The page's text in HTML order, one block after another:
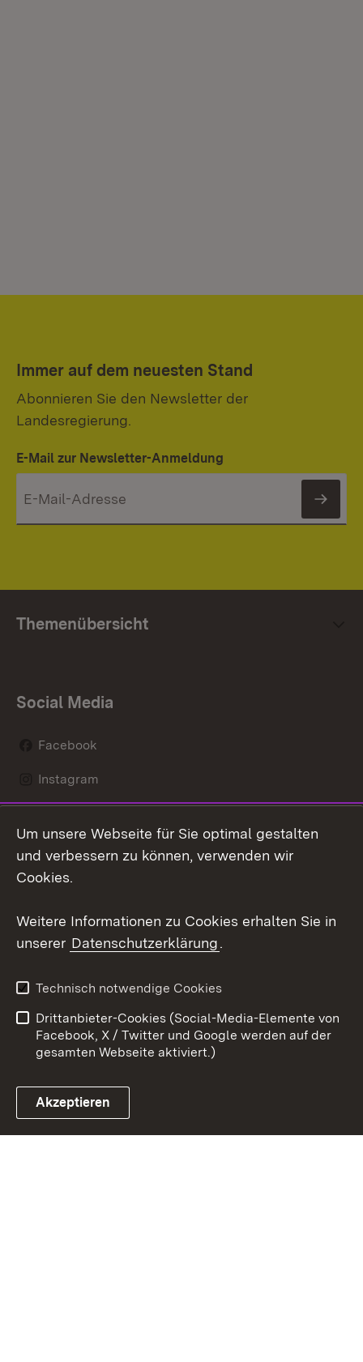
Immer auf dem neuesten Stand
Abonnieren Sie den Newsletter der
Landesregierung.
E-Mail zur Newsletter-Anmeldung
Themenübersicht
Social Media
Facebook
Instagram
Mastodon
Youtube
Link zum Landesportal
Kontakt
Datenschutz
Barrierefreiheit
Impressum Cookies
Um unsere Webseite für Sie optimal gestalten
und verbessern zu können, verwenden wir
Cookies.
Weitere Informationen zu Cookies erhalten Sie in
unserer Datenschutzerklärung.
Technisch notwendige Cookies
Drittanbieter-Cookies (Social-Media-Elemente von
Facebook, X / Twitter und Google werden auf der
gesamten Webseite aktiviert.)
Akzeptieren